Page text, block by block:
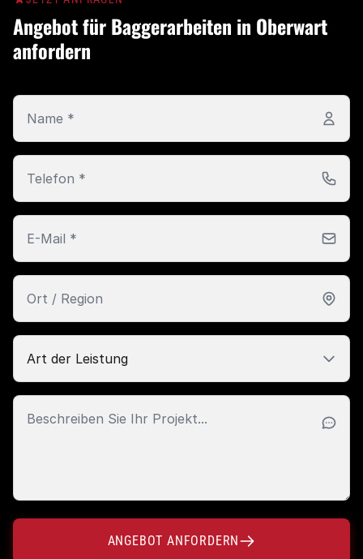
Angebot für Baggerarbeiten in Oberwart
anfordern
ANGEBOT ANFORDERN